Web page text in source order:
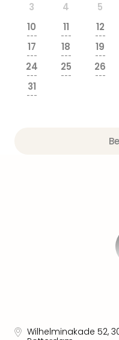
3
4 5
10
---
11
---
12
---
17
---
18
---
19
---
24
---
25
---
26
---
31
---
Wilhelminakade 52,